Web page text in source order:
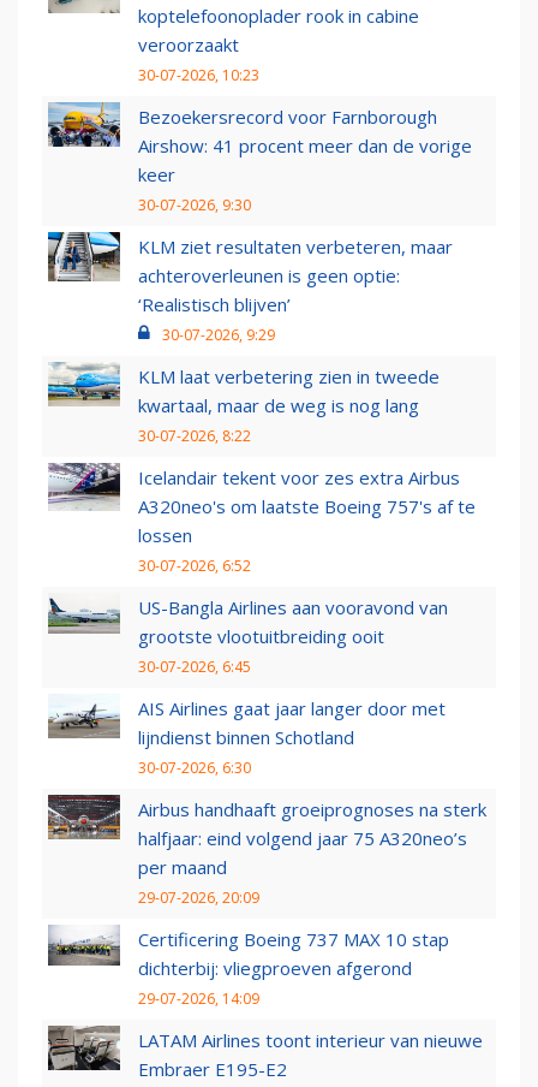
koptelefoonoplader rook in cabine
veroorzaakt
30-07-2026, 10:23
Bezoekersrecord voor Farnborough
Airshow: 41 procent meer dan de vorige
keer
30-07-2026, 9:30
KLM ziet resultaten verbeteren, maar
achteroverleunen is geen optie:
‘Realistisch blijven’
30-07-2026, 9:29
KLM laat verbetering zien in tweede
kwartaal, maar de weg is nog lang
30-07-2026, 8:22
Icelandair tekent voor zes extra Airbus
A320neo's om laatste Boeing 757's af te
lossen
30-07-2026, 6:52
US-Bangla Airlines aan vooravond van
grootste vlootuitbreiding ooit
30-07-2026, 6:45
AIS Airlines gaat jaar langer door met
lijndienst binnen Schotland
30-07-2026, 6:30
Airbus handhaaft groeiprognoses na sterk
halfjaar: eind volgend jaar 75 A320neo’s
per maand
29-07-2026, 20:09
Certificering Boeing 737 MAX 10 stap
dichterbij: vliegproeven afgerond
29-07-2026, 14:09
LATAM Airlines toont interieur van nieuwe
Embraer E195-E2